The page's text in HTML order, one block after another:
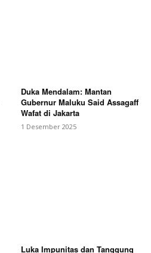
Duka Mendalam: Mantan
Gubernur Maluku Said Assagaff
Wafat di Jakarta
1 Desember 2025
Luka Impunitas dan Tanggung